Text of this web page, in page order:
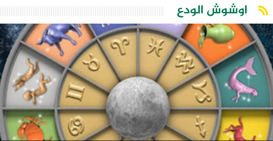
اوشوش الودع